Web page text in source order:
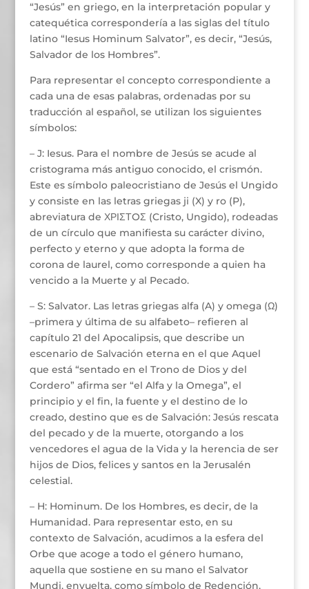
“Jesús” en griego, en la interpretación popular y
catequética correspondería a las siglas del título
latino “Iesus Hominum Salvator”, es decir, “Jesús,
Salvador de los Hombres”.
Para representar el concepto correspondiente a
cada una de esas palabras, ordenadas por su
traducción al español, se utilizan los siguientes
símbolos:
– J: Iesus. Para el nombre de Jesús se acude al
cristograma más antiguo conocido, el crismón.
Este es símbolo paleocristiano de Jesús el Ungido
y consiste en las letras griegas ji (X) y ro (P),
abreviatura de ΧΡΙΣΤOΣ (Cristo, Ungido), rodeadas
de un círculo que manifiesta su carácter divino,
perfecto y eterno y que adopta la forma de
corona de laurel, como corresponde a quien ha
vencido a la Muerte y al Pecado.
– S: Salvator. Las letras griegas alfa (A) y omega (Ω)
–primera y última de su alfabeto– refieren al
capítulo 21 del Apocalipsis, que describe un
escenario de Salvación eterna en el que Aquel
que está “sentado en el Trono de Dios y del
Cordero” afirma ser “el Alfa y la Omega”, el
principio y el fin, la fuente y el destino de lo
creado, destino que es de Salvación: Jesús rescata
del pecado y de la muerte, otorgando a los
vencedores el agua de la Vida y la herencia de ser
hijos de Dios, felices y santos en la Jerusalén
celestial.
– H: Hominum. De los Hombres, es decir, de la
Humanidad. Para representar esto, en su
contexto de Salvación, acudimos a la esfera del
Orbe que acoge a todo el género humano,
aquella que sostiene en su mano el Salvator
Mundi, envuelta, como símbolo de Redención,